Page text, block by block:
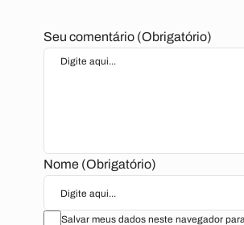
Seu comentário (Obrigatório)
Nome (Obrigatório)
Salvar meus dados neste navegador